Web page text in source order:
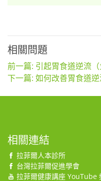
相關問題
前一篇: 引起胃食道逆流
下一篇: 如何改善胃食道逆
相關連結
拉菲爾人本診所
台灣拉菲爾促進學會
拉菲爾健康講座 YouTube